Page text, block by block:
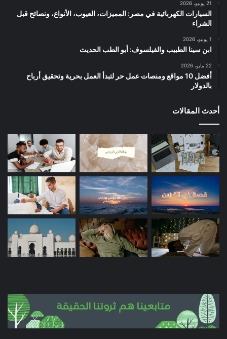
21 يونيو، 2026
السيارات الكهربائية في مصر: المميزات، العيوب، الأنواع، ونصائح قبل
الشراء
1 يونيو، 2026
ابن سينا الطبيب والفيلسوف: أبو الطب الحديث
22 مايو، 2026
أفضل 10 مواقع ومنصات عمل حر لتبدأ العمل بحرية وتحقيق أرباح
بالدولار
أحدث المقالات